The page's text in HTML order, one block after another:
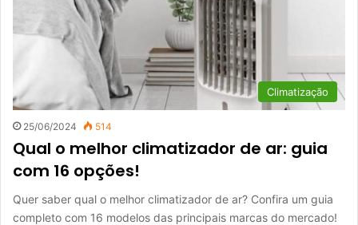
Climatização
25/06/2024 514
Qual o melhor climatizador de ar: guia
com 16 opções!
Quer saber qual o melhor climatizador de ar? Confira um guia
completo com 16 modelos das principais marcas do mercado!